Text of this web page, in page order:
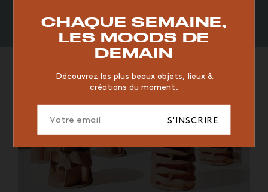
CHAQUE SEMAINE,
LES MOODS DE
DEMAIN
Découvrez les plus beaux objets, lieux &
créations du moment.
S'INSCRIRE
RESTAURANT VINTAGE MOODBOARD
BOIS
JAUNE
HÔTEL
ORGANIQUE
MEMPHIS ÉDITIONS
VASE
ICONIC
2023